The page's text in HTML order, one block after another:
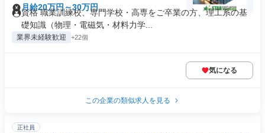
月給20万円～30万円
資格 職業訓練校、専門学校・高専をご卒業の方、理工系の基
礎知識（物理・電磁気・材料力学...
業界未経験歓迎 +22個
気になる
この企業の類似求人を見る
正社員